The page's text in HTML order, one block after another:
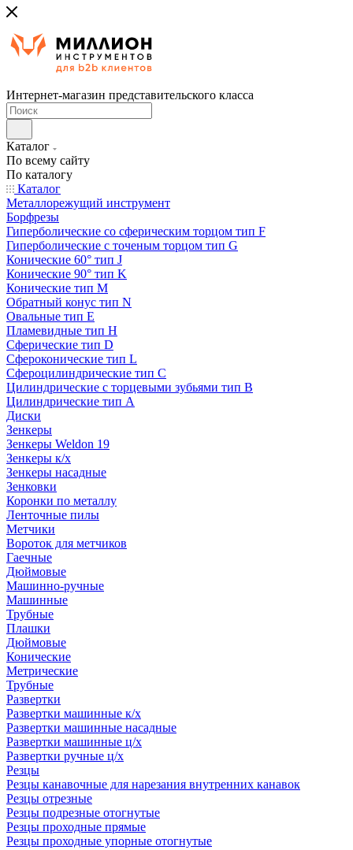
Интернет-магазин представительского класса
Каталог
По всему сайту
По каталогу
Каталог
Металлорежущий инструмент
Борфрезы
Гиперболические cо сферическим торцом тип F
Гиперболические с точеным торцом тип G
Конические 60° тип J
Конические 90° тип K
Конические тип M
Обратный конус тип N
Овальные тип E
Пламевидные тип H
Сферические тип D
Сфероконические тип L
Сфероцилиндрические тип C
Цилиндрические с торцевыми зубьями тип B
Цилиндрические тип А
Диски
Зенкеры
Зенкеры Weldon 19
Зенкеры к/х
Зенкеры насадные
Зенковки
Коронки по металлу
Ленточные пилы
Метчики
Вороток для метчиков
Гаечные
Дюймовые
Машинно-ручные
Машинные
Трубные
Плашки
Дюймовые
Конические
Метрические
Трубные
Развертки
Развертки машинные к/х
Развертки машинные насадные
Развертки машинные ц/х
Развертки ручные ц/х
Резцы
Резцы канавочные для нарезания внутренних канавок
Резцы отрезные
Резцы подрезные отогнутые
Резцы проходные прямые
Резцы проходные упорные отогнутые